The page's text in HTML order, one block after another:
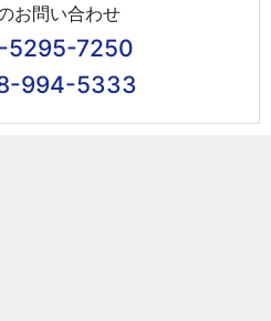
お問い合わせ
5295-7250
994-5333